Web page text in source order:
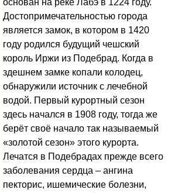
основан на реке Лабэ в 1224 году.
Достопримечательностью города
является замок, в котором в 1420
году родился будущий чешский
король Иржи из Подебрад. Когда в
здешнем замке копали колодец,
обнаружили источник с лечебной
водой. Первый курортный сезон
здесь начался в 1908 году, тогда же
берёт своё начало так называемый
«золотой сезон» этого курорта.
Лечатся в Подебрадах прежде всего
заболевания сердца – ангина
пекторис, ишемические болезни,